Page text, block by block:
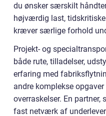
du ønsker særskilt
højværdig last, tidskritiske
kræver særlige forhold
Projekt- og
både rute, tilladelser,
erfaring med
andre komplekse
overraskelser. En partner,
fast netværk af